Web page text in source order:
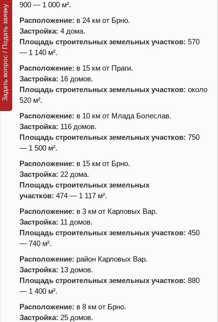
900 — 1 000 м².
Расположение: в 24 км от Брно.
Застройка: 4 дома.
Площадь строительных земельных участков: 570
— 1 140 м².
Расположение: в 15 км от Праги.
Застройка: 16 домов.
Площадь строительных земельных участков: около
520 м².
Расположение: в 10 км от Млада Болеслав.
Застройка: 116 домов.
Площадь строительных земельных участков: 750
— 1 500 м².
Расположение: в 15 км от Брно.
Застройка: 22 дома.
Площадь строительных земельных
участков: 474 — 1 117 м².
Расположение: в 3 км от Карловых Вар.
Застройка: 11 домов.
Площадь строительных земельных участков: 450
— 740 м².
Расположение: район Карловых Вар.
Застройка: 13 домов.
Площадь строительных земельных участков: 880
— 1 400 м².
Расположение: в 8 км от Брно.
Застройка: 25 домов.
Задать вопрос / Подать заявку